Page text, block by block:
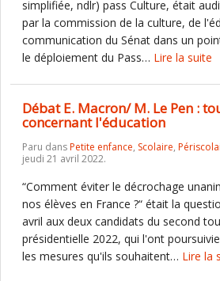
simplifiée, ndlr) pass Culture, était
par la commission de la culture, de
communication du Sénat dans un
le déploiement du Pass… Lire la suite
Débat E. Macron/ M. Le Pen :
concernant l'éducation
Paru dansPetite enfance, Scolaire,
jeudi 21 avril 2022.
“Comment éviter le décrochage
nos élèves en France ?“ était la
avril aux deux candidats du second
présidentielle 2022, qui l'ont
les mesures qu'ils souhaitent… Lire la